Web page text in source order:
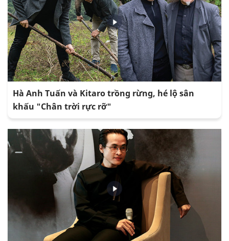
Hà Anh Tuấn và Kitaro trồng rừng, hé lộ sân
khấu "Chân trời rực rỡ"